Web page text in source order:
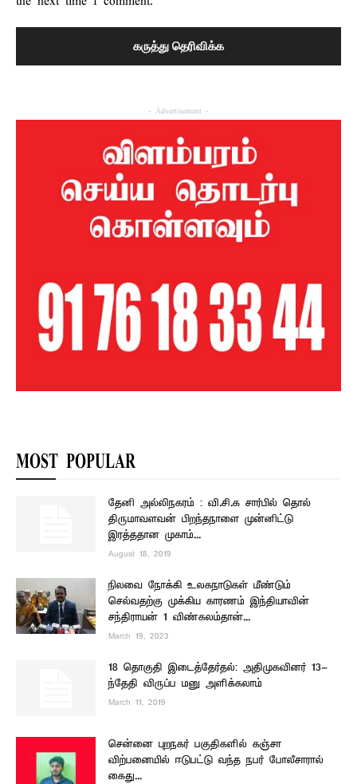
- Advertisement -
MOST POPULAR
தேனி அல்லிநகரம் : வி.சி.க சார்பில் தொல்
திருமாவளவன் பிறந்தநாளை முன்னிட்டு
இரத்ததான முகாம்...
August 18, 2019
நிலவை நோக்கி உலகநாடுகள் மீண்டும்
செல்வதற்கு முக்கிய காரணம் இந்தியாவின்
சந்திராயன் 1 விண்கலம்தான்...
March 19, 2023
18 தொகுதி இடைத்தேர்தல்: அதிமுகவினர் 13-
ந்தேதி விருப்ப மனு அளிக்கலாம்
March 11, 2019
சென்னை புறநகர் பகுதிகளில் கஞ்சா
விற்பனையில் ஈடுபட்டு வந்த நபர் போலீசாரால்
கைது...